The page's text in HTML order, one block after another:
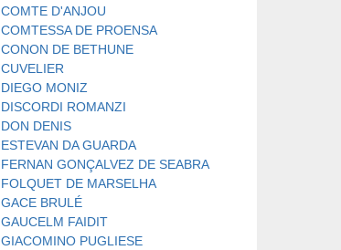
COMTE D'ANJOU
COMTESSA DE PROENSA
CONON DE BETHUNE
CUVELIER
DIEGO MONIZ
DISCORDI ROMANZI
DON DENIS
ESTEVAN DA GUARDA
FERNAN GONÇALVEZ DE SEABRA
FOLQUET DE MARSELHA
GACE BRULÉ
GAUCELM FAIDIT
GIACOMINO PUGLIESE